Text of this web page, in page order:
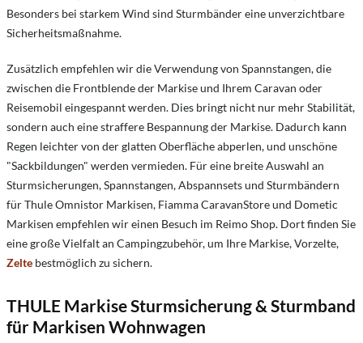
Besonders bei starkem Wind sind Sturmbänder eine unverzichtbare
Sicherheitsmaßnahme.
Zusätzlich empfehlen wir die Verwendung von Spannstangen, die
zwischen die Frontblende der Markise und Ihrem Caravan oder
Reisemobil eingespannt werden. Dies bringt nicht nur mehr Stabilität,
sondern auch eine straffere Bespannung der Markise. Dadurch kann
Regen leichter von der glatten Oberfläche abperlen, und unschöne
"Sackbildungen" werden vermieden. Für eine breite Auswahl an
Sturmsicherungen, Spannstangen, Abspannsets und Sturmbändern
für Thule Omnistor Markisen, Fiamma CaravanStore und Dometic
Markisen empfehlen wir einen Besuch im Reimo Shop. Dort finden Sie
eine große Vielfalt an Campingzubehör, um Ihre Markise, Vorzelte,
Zelte bestmöglich zu sichern.
THULE Markise Sturmsicherung & Sturmband
für Markisen Wohnwagen